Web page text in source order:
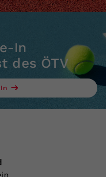
In
des ÖTV